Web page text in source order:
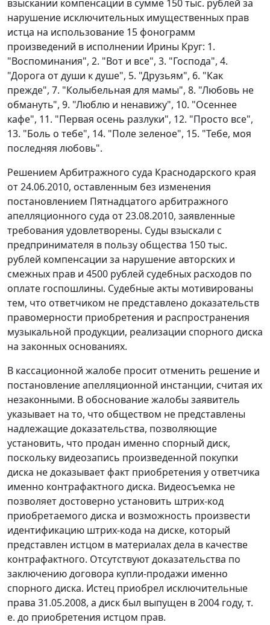
взыскании компенсации в сумме 150 тыс. рублей за
нарушение исключительных имущественных прав
истца на использование 15 фонограмм
произведений в исполнении Ирины Круг: 1.
"Воспоминания", 2. "Вот и все", 3. "Господа", 4.
"Дорога от души к душе", 5. "Друзьям", 6. "Как
прежде", 7. "Колыбельная для мамы", 8. "Любовь не
обмануть", 9. "Люблю и ненавижу", 10. "Осеннее
кафе", 11. "Первая осень разлуки", 12. "Просто все",
13. "Боль о тебе", 14. "Поле зеленое", 15. "Тебе, моя
последняя любовь".
Решением Арбитражного суда Краснодарского края
от 24.06.2010, оставленным без изменения
постановлением Пятнадцатого арбитражного
апелляционного суда от 23.08.2010, заявленные
требования удовлетворены. Суды взыскали с
предпринимателя в пользу общества 150 тыс.
рублей компенсации за нарушение авторских и
смежных прав и 4500 рублей судебных расходов по
оплате госпошлины. Судебные акты мотивированы
тем, что ответчиком не представлено доказательств
правомерности приобретения и распространения
музыкальной продукции, реализации спорного диска
на законных основаниях.
В кассационной жалобе просит отменить решение и
постановление апелляционной инстанции, считая их
незаконными. В обоснование жалобы заявитель
указывает на то, что обществом не представлены
надлежащие доказательства, позволяющие
установить, что продан именно спорный диск,
поскольку видеозапись произведенной покупки
диска не доказывает факт приобретения у ответчика
именно контрафактного диска. Видеосъемка не
позволяет достоверно установить штрих-код
приобретаемого диска и возможность произвести
идентификацию штрих-кода на диске, который
представлен истцом в материалах дела в качестве
контрафактного. Отсутствуют доказательства по
заключению договора купли-продажи именно
спорного диска. Истец приобрел исключительные
права 31.05.2008, а диск был выпущен в 2004 году, т.
е. до приобретения истцом прав.